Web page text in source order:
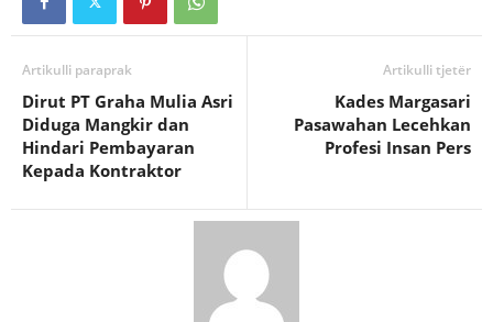
Artikulli paraprak
Dirut PT Graha Mulia Asri
Diduga Mangkir dan
Hindari Pembayaran
Kepada Kontraktor
Artikulli tjetër
Kades Margasari
Pasawahan Lecehkan
Profesi Insan Pers